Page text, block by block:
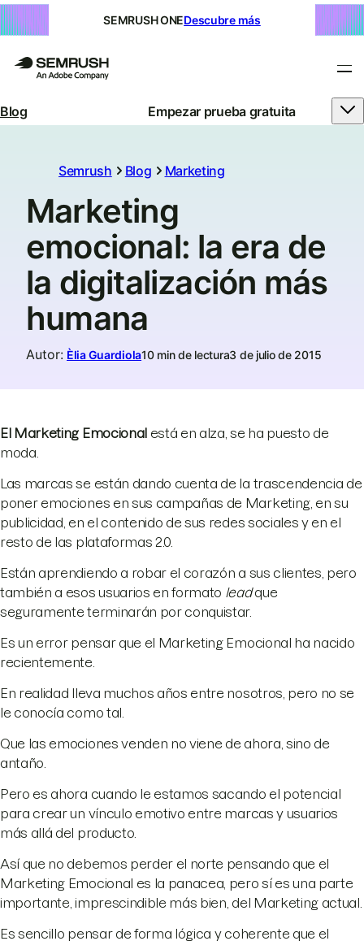
SEMRUSH ONEDescubre más
Blog Empezar prueba gratuita
Semrush Blog Marketing
Marketing
emocional: la era de
la digitalización más
humana
Autor: Èlia Guardiola10 min de lectura3 de julio de 2015
El Marketing Emocional está en alza, se ha puesto de
moda.
Las marcas se están dando cuenta de la trascendencia de
poner emociones en sus campañas de Marketing, en su
publicidad, en el contenido de sus redes sociales y en el
resto de las plataformas 2.0.
Están aprendiendo a robar el corazón a sus clientes, pero
también a esos usuarios en formato leadque
seguramente terminarán por conquistar.
Es un error pensar que el Marketing Emocional ha nacido
recientemente.
En realidad lleva muchos años entre nosotros, pero no se
le conocía como tal.
Que las emociones venden no viene de ahora, sino de
antaño.
Pero es ahora cuando le estamos sacando el potencial
para crear un vínculo emotivo entre marcas y usuarios
más allá del producto.
Así que no debemos perder el norte pensando que el
Marketing Emocional es la panacea, pero sí es una parte
importante, imprescindible más bien, del Marketing actual.
Es sencillo pensar de forma lógica y coherente que el